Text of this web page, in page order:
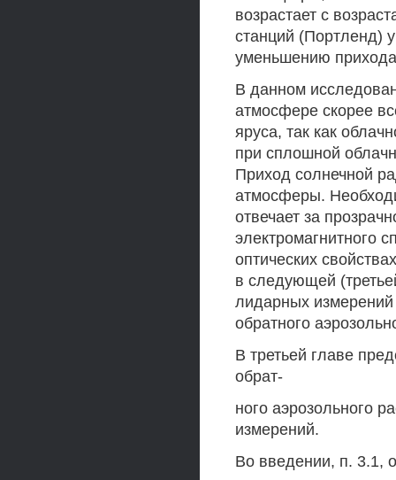
возрастает с
станций (Портленд)
уменьшению
В данном
атмосфере скорее
яруса, так как
при сплошной
Приход солнечной
атмосферы.
отвечает за
электромагнитного
оптических
в следующей
лидарных
обратного
В третьей главе
обрат-
ного аэрозольного
измерений.
Во введении, п. 3.1,